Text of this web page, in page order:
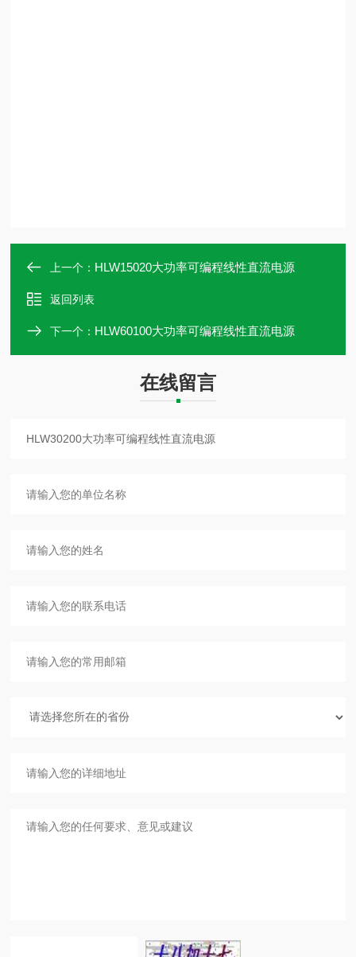
上一个： HLW15020大功率可编程线性直流电源
返回列表
下一个： HLW60100大功率可编程线性直流电源
在线留言